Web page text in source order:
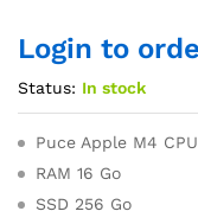
Login to
Status: In stock
Puce Apple M4
RAM 16 Go
SSD 256 Go